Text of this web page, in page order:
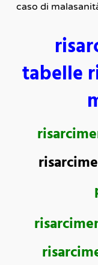
caso di
tabelle